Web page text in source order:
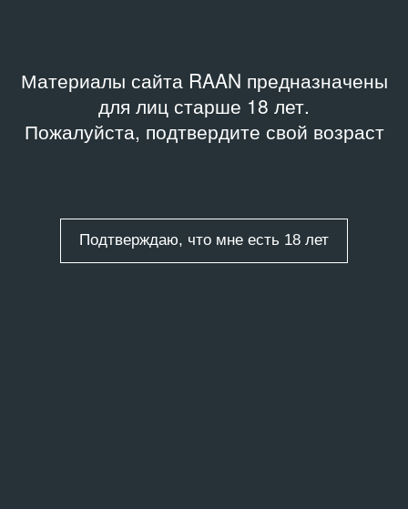
Материалы сайта RAAN предназначены
для лиц старше 18 лет.
Пожалуйста, подтвердите свой возраст
Подтверждаю, что мне есть 18 лет